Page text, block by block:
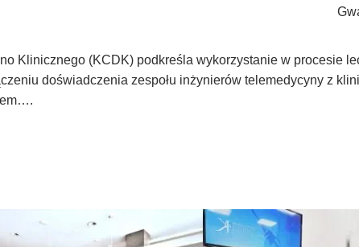
Klinicznego (KCDK) podkreśla wykorzystanie w procesie
doświadczenia zespołu inżynierów telemedycyny z